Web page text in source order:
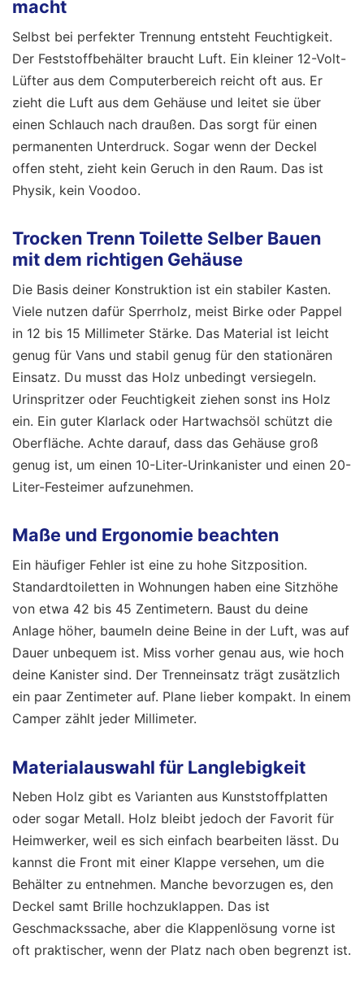
macht
Selbst bei perfekter Trennung entsteht Feuchtigkeit.
Der Feststoffbehälter braucht Luft. Ein kleiner 12-Volt-
Lüfter aus dem Computerbereich reicht oft aus. Er
zieht die Luft aus dem Gehäuse und leitet sie über
einen Schlauch nach draußen. Das sorgt für einen
permanenten Unterdruck. Sogar wenn der Deckel
offen steht, zieht kein Geruch in den Raum. Das ist
Physik, kein Voodoo.
Trocken Trenn Toilette Selber Bauen
mit dem richtigen Gehäuse
Die Basis deiner Konstruktion ist ein stabiler Kasten.
Viele nutzen dafür Sperrholz, meist Birke oder Pappel
in 12 bis 15 Millimeter Stärke. Das Material ist leicht
genug für Vans und stabil genug für den stationären
Einsatz. Du musst das Holz unbedingt versiegeln.
Urinspritzer oder Feuchtigkeit ziehen sonst ins Holz
ein. Ein guter Klarlack oder Hartwachsöl schützt die
Oberfläche. Achte darauf, dass das Gehäuse groß
genug ist, um einen 10-Liter-Urinkanister und einen 20-
Liter-Festeimer aufzunehmen.
Maße und Ergonomie beachten
Ein häufiger Fehler ist eine zu hohe Sitzposition.
Standardtoiletten in Wohnungen haben eine Sitzhöhe
von etwa 42 bis 45 Zentimetern. Baust du deine
Anlage höher, baumeln deine Beine in der Luft, was auf
Dauer unbequem ist. Miss vorher genau aus, wie hoch
deine Kanister sind. Der Trenneinsatz trägt zusätzlich
ein paar Zentimeter auf. Plane lieber kompakt. In einem
Camper zählt jeder Millimeter.
Materialauswahl für Langlebigkeit
Neben Holz gibt es Varianten aus Kunststoffplatten
oder sogar Metall. Holz bleibt jedoch der Favorit für
Heimwerker, weil es sich einfach bearbeiten lässt. Du
kannst die Front mit einer Klappe versehen, um die
Behälter zu entnehmen. Manche bevorzugen es, den
Deckel samt Brille hochzuklappen. Das ist
Geschmackssache, aber die Klappenlösung vorne ist
oft praktischer, wenn der Platz nach oben begrenzt ist.